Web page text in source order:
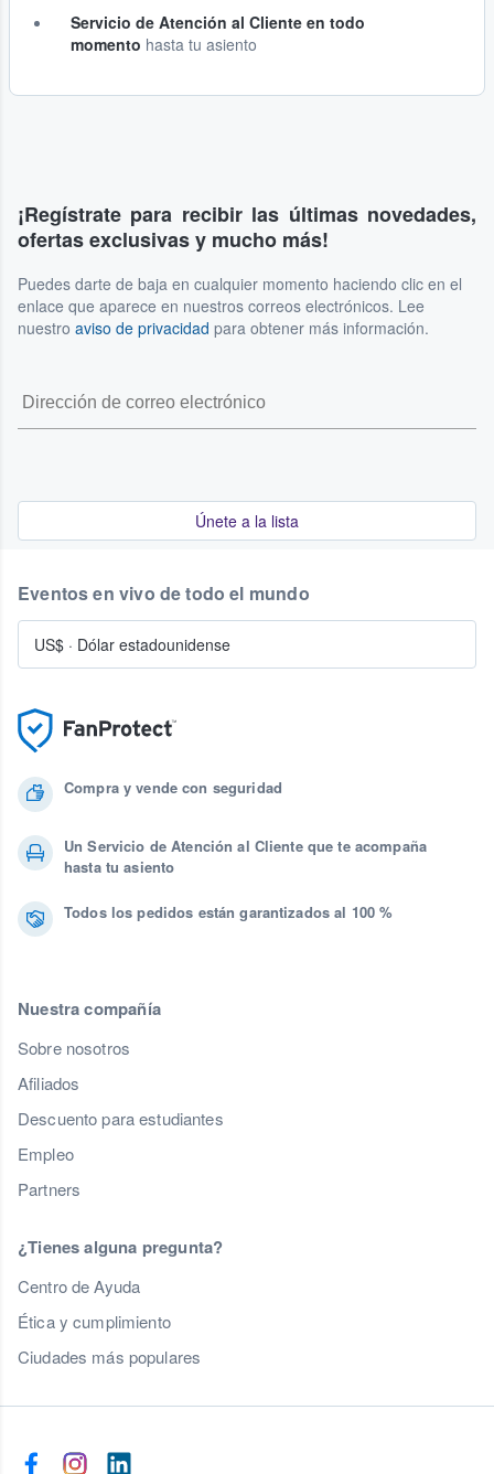
Servicio de Atención al Cliente en todo
momento hasta tu asiento
¡Regístrate para recibir las últimas novedades,
ofertas exclusivas y mucho más!
Puedes darte de baja en cualquier momento haciendo clic en el
enlace que aparece en nuestros correos electrónicos. Lee
nuestro aviso de privacidad para obtener más información.
Únete a la lista
Compra y vende con seguridad
Un Servicio de Atención al Cliente que te acompaña
hasta tu asiento
Todos los pedidos están garantizados al 100 %
Nuestra compañía
Sobre nosotros
Afiliados
Descuento para estudiantes
Empleo
Partners
¿Tienes alguna pregunta?
Centro de Ayuda
Ética y cumplimiento
Ciudades más populares
Eventos en vivo de todo el mundo
US$ · Dólar estadounidense